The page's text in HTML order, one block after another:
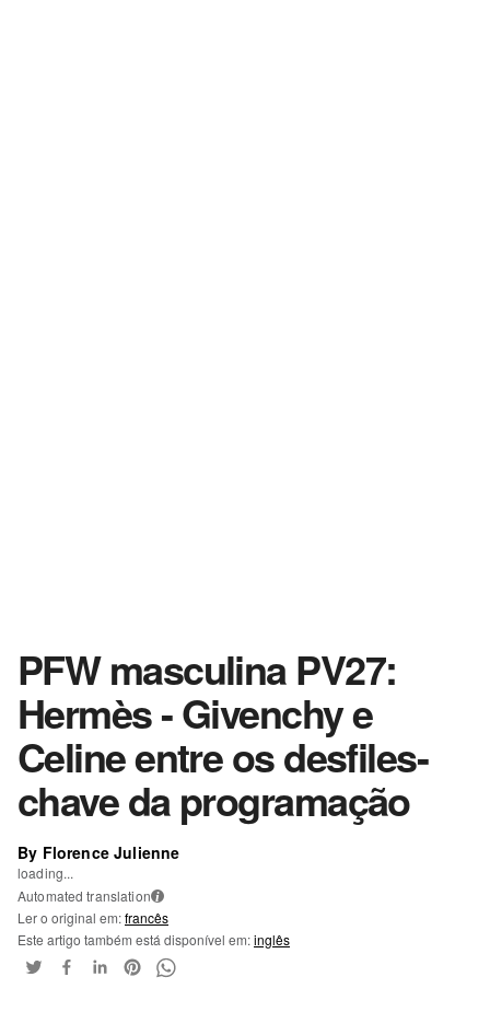
PFW masculina PV27:
Hermès - Givenchy e
Celine entre os desfiles-
chave da programação
By Florence Julienne
loading...
Automated translation i
Ler o original em:francês
Este artigo também está disponível em:inglês